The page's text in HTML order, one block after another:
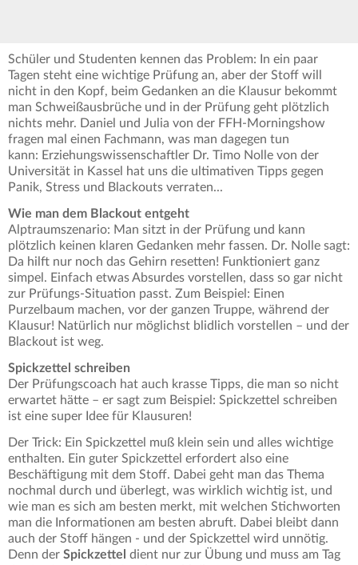
Schüler und Studenten kennen das Problem: In ein paar
Tagen steht eine wichtige Prüfung an, aber der Stoff will
nicht in den Kopf, beim Gedanken an die Klausur bekommt
man Schweißausbrüche und in der Prüfung geht plötzlich
nichts mehr. Daniel und Julia von der FFH-Morningshow
fragen mal einen Fachmann, was man dagegen tun
kann: Erziehungswissenschaftler Dr. Timo Nolle von der
Universität in Kassel hat uns die ultimativen Tipps gegen
Panik, Stress und Blackouts verraten...
Wie man dem Blackout entgeht
Alptraumszenario: Man sitzt in der Prüfung und kann
plötzlich keinen klaren Gedanken mehr fassen. Dr. Nolle sagt:
Da hilft nur noch das Gehirn resetten! Funktioniert ganz
simpel. Einfach etwas Absurdes vorstellen, dass so gar nicht
zur Prüfungs-Situation passt. Zum Beispiel: Einen
Purzelbaum machen, vor der ganzen Truppe, während der
Klausur! Natürlich nur möglichst blidlich vorstellen – und der
Blackout ist weg.
Spickzettel schreiben
Der Prüfungscoach hat auch krasse Tipps, die man so nicht
erwartet hätte – er sagt zum Beispiel: Spickzettel schreiben
ist eine super Idee für Klausuren!
Der Trick: Ein Spickzettel muß klein sein und alles wichtige
enthalten. Ein guter Spickzettel erfordert also eine
Beschäftigung mit dem Stoff. Dabei geht man das Thema
nochmal durch und überlegt, was wirklich wichtig ist, und
wie man es sich am besten merkt, mit welchen Stichworten
man die Informationen am besten abruft. Dabei bleibt dann
auch der Stoff hängen - und der Spickzettel wird unnötig.
Denn der Spickzettel dient nur zur Übung und muss am Tag